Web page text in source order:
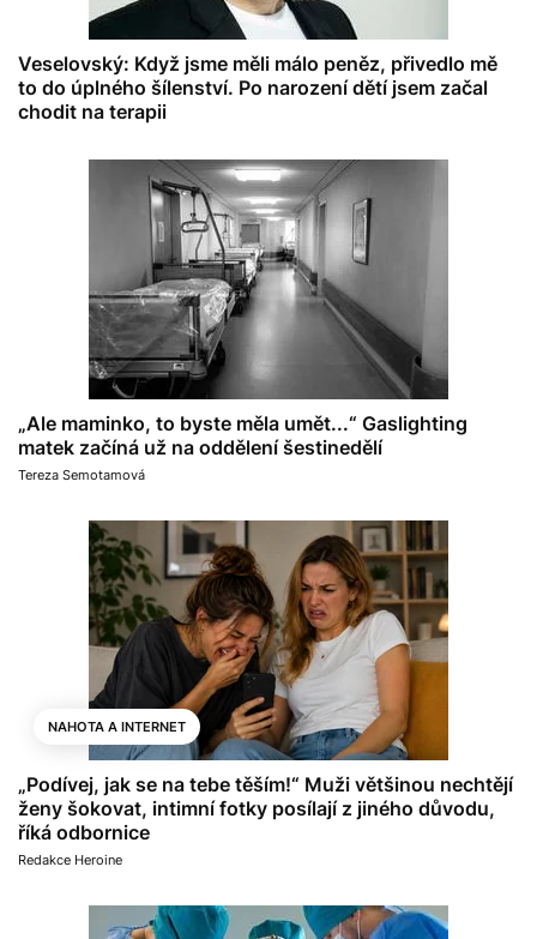
Veselovský: Když jsme měli málo peněz, přivedlo mě
to do úplného šílenství. Po narození dětí jsem začal
chodit na terapii
„Ale maminko, to byste měla umět...“ Gaslighting
matek začíná už na oddělení šestinedělí
Tereza Semotamová
NAHOTA A INTERNET
„Podívej, jak se na tebe těším!“ Muži většinou nechtějí
ženy šokovat, intimní fotky posílají z jiného důvodu,
říká odbornice
Redakce Heroine